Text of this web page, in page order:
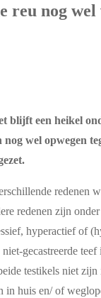
reu nog
blijft een heikel
nog wel opwegen
redenen
redenen zijn onder
hyperactief of
gecastreerde teef
testikels niet
in huis en/ of